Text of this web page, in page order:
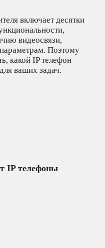
включает десятки
видеосвязи,
Поэтому
какой IP телефон
ваших задач.
IP телефоны